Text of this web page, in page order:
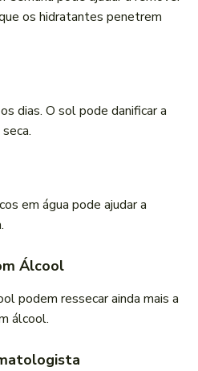
os hidratantes penetrem
dias. O sol pode danificar a
em água pode ajudar a
Álcool
podem ressecar ainda mais a
álcool.